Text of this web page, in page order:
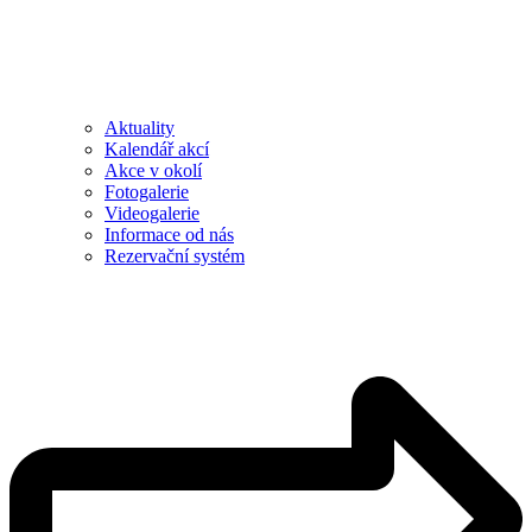
Aktuality
Kalendář akcí
Akce v okolí
Fotogalerie
Videogalerie
Informace od nás
Rezervační systém